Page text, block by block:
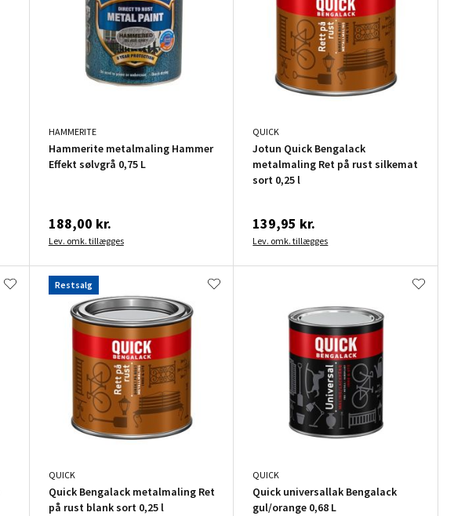
HAMMERITE
Hammerite metalmaling Hammer
Effekt sølvgrå 0,75 L
188,00 kr.
Lev. omk. tillægges
QUICK
Jotun Quick Bengalack
metalmaling Ret på rust silkemat
sort 0,25 l
139,95 kr.
Lev. omk. tillægges
Restsalg
QUICK
Quick Bengalack metalmaling Ret
på rust blank sort 0,25 l
QUICK
Quick universallak Bengalack
gul/orange 0,68 L